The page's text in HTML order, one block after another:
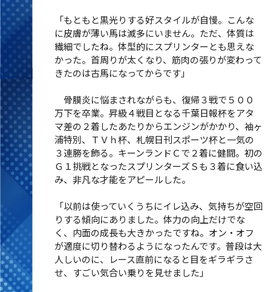
「もともと黒光りする好スタイルが自慢。こんな
に皮膚が薄い馬は滅多にいません。ただ、体質は
繊細でしたね。体型的にスプリンターとも思えな
かった。首周りが太くなり、筋肉の張りが変わって
きたのは古馬になってからです」
骨膜炎に悩まされながらも、復帰３戦で５００
万下を卒業。昇級４戦目となる千葉日報杯をアタ
マ差の２着したあたりからエンジンがかかり、袖ヶ
浦特別、ＴＶｈ杯、札幌日刊スポーツ杯と一気の
３連勝を飾る。キーンランドＣで２着に健闘。初の
Ｇ１挑戦となったスプリンターズＳも３着に食い込
み、非凡な才能をアピールした。
「以前は使っていくうちにイレ込み、気持ちが空回
りする傾向にありました。体力の向上だけでな
く、内面の成長も大きかったですね。オン・オフ
が適度に切り替わるようになったんです。普段は大
人しいのに、レース直前になると目をギラギラさ
せ、すごい気合い乗りを見せました」